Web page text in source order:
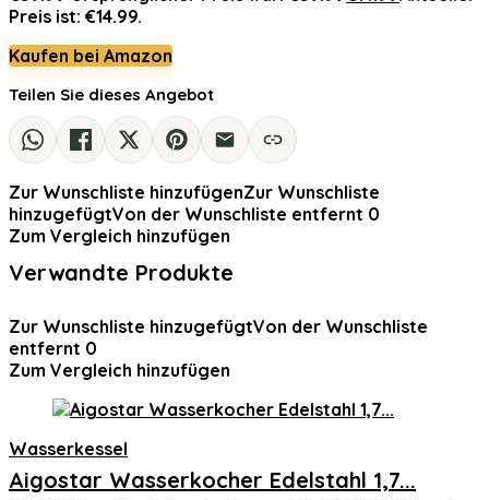
Preis ist: €14.99.
Kaufen bei Amazon
Teilen Sie dieses Angebot
Zur Wunschliste hinzufügenZur Wunschliste
hinzugefügtVon der Wunschliste entfernt 0
Zum Vergleich hinzufügen
Verwandte Produkte
Zur Wunschliste hinzugefügtVon der Wunschliste
entfernt 0
Zum Vergleich hinzufügen
Wasserkessel
Aigostar Wasserkocher Edelstahl 1,7...